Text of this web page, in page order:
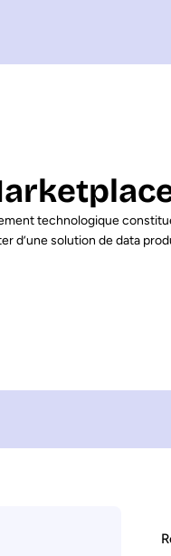
technologique
d’une solution de data